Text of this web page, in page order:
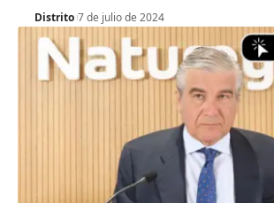
Distrito 7 de julio de 2024